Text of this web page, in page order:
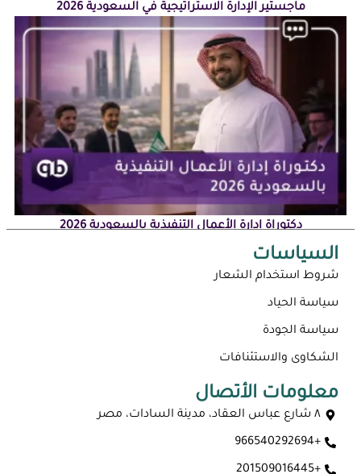
ماجستير الإدارة الاستراتيجية في السعودية 2026
دكتوراة إدارة الأعمال التنفيذية بالسعودية 2026
ماجستير عن بعد معتمد في السعودية 2026
السياسات
شروط استخدام الشعار
سياسة الحياد
سياسة الجودة
الشكاوى والاستئنافات
معلومات الأتصال
٨ شارع عباس العقاد، مدينة السادات، مصر
+966540292694
+201509016445